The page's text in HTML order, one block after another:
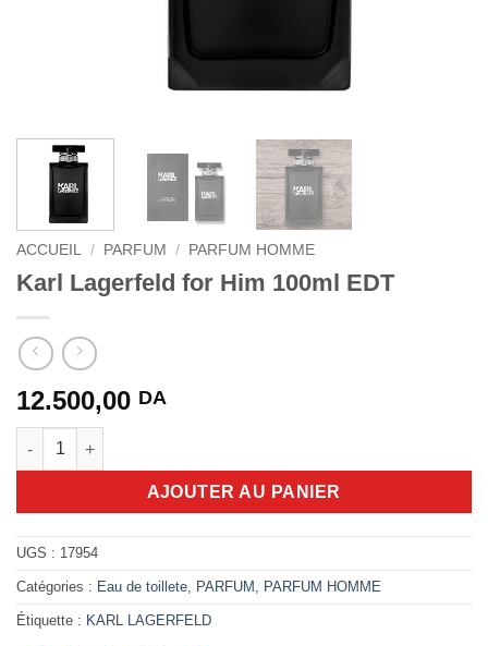
ACCUEIL / PARFUM / PARFUM HOMME
Karl Lagerfeld for Him 100ml EDT
12.500,00 DA
quantité de Karl Lagerfeld for Him 100ml EDT
AJOUTER AU PANIER
UGS : 17954
Catégories : Eau de toillete, PARFUM , PARFUM HOMME
Étiquette : KARL LAGERFELD